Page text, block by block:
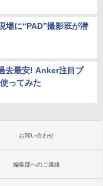
場に“PAD”撮影班が潜
去最安! Anker注目プ
ってみた
お問い合わせ
編集部へのご連絡